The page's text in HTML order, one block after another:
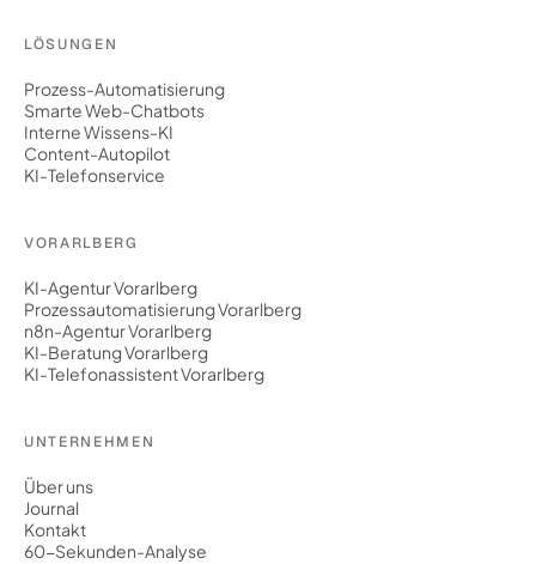
LÖSUNGEN
Prozess-Automatisierung
Smarte Web-Chatbots
Interne Wissens-KI
Content-Autopilot
KI-Telefonservice
VORARLBERG
KI-Agentur Vorarlberg
Prozessautomatisierung Vorarlberg
n8n-Agentur Vorarlberg
KI-Beratung Vorarlberg
KI-Telefonassistent Vorarlberg
UNTERNEHMEN
Über uns
Journal
Kontakt
60-Sekunden-Analyse